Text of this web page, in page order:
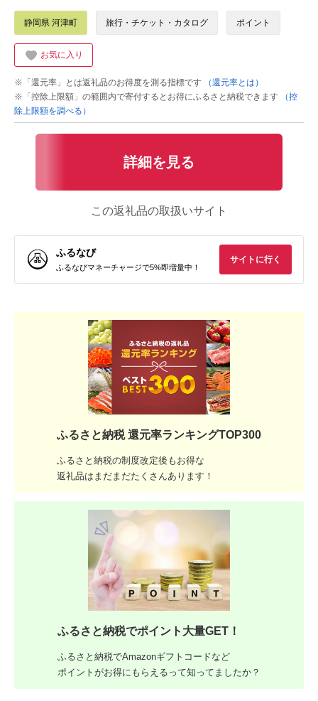
静岡県 河津町 旅行・チケット・カタログ ポイント
お気に入り
※「還元率」とは返礼品のお得度を測る指標です
（還元率とは）
※「控除上限額」の範囲内で寄付するとお得にふるさと納税できます
（控
除上限額を調べる）
詳細を見る
この返礼品の取扱いサイト
ふるなび
ふるなびマネーチャージで5%即増量中！
サイトに行く
ふるさと納税 還元率ランキングTOP300
ふるさと納税の制度改定後もお得な
返礼品はまだまだたくさんあります！
ふるさと納税でポイント大量GET！
ふるさと納税でAmazonギフトコードなど
ポイントがお得にもらえるって知ってましたか？